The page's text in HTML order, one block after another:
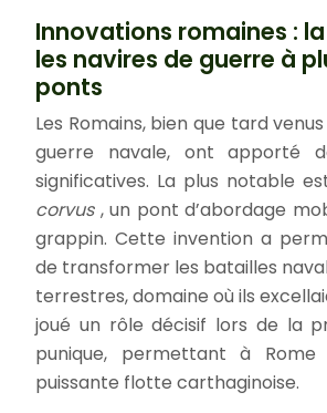
Innovations romaines :
les navires de guerre à
ponts
Les Romains, bien que tard
guerre navale, ont apporté
significatives. La plus notable
corvus , un pont d’abordage
grappin. Cette invention a
de transformer les batailles
terrestres, domaine où ils
joué un rôle décisif lors de la
punique, permettant à
puissante flotte carthaginoise.